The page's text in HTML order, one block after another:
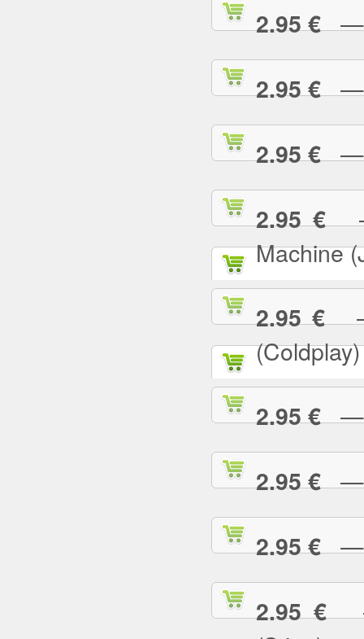
2.95 €—
2.95 €—
2.95 €—
2.95 €—
Machine
2.95 €—
(Coldplay)
2.95 €—
2.95 €—
2.95 €—
2.95 €—